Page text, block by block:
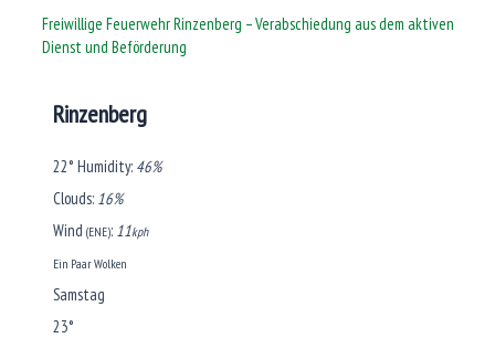
Freiwillige Feuerwehr Rinzenberg – Verabschiedung aus dem aktiven
Dienst und Beförderung
Rinzenberg
22° Humidity: 46%
Clouds: 16%
Wind(ENE): 11kph
Ein Paar Wolken
Samstag
23°